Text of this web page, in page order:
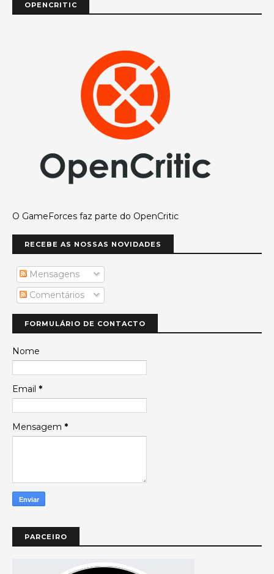
OPENCRITIC
O GameForces faz parte do OpenCritic
RECEBE AS NOSSAS NOVIDADES
Mensagens
Comentários
FORMULÁRIO DE CONTACTO
Nome
Email *
Mensagem *
PARCEIRO